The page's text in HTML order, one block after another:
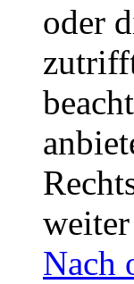
oder
Nach